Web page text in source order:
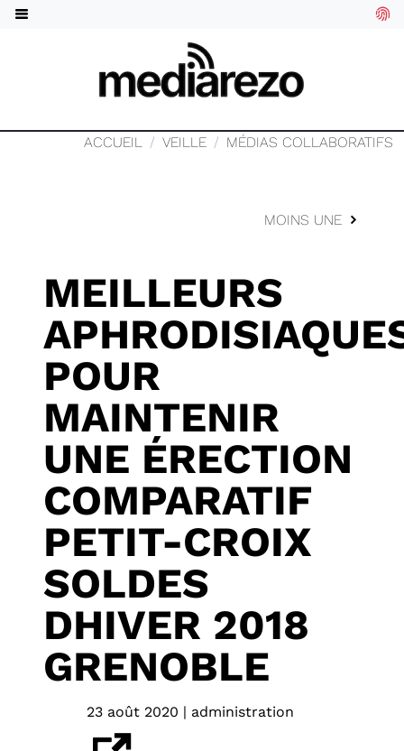
ACCUEIL VEILLE MÉDIAS COLLABORATIFS
MOINS UNE
MEILLEURS
POUR
MAINTENIR
UNE ÉRECTION
COMPARATIF
PETIT-CROIX
SOLDES
DHIVER 2018
GRENOBLE
23 août 2020 | administration